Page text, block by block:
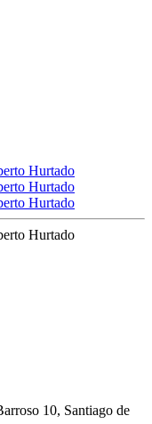
10, Santiago de